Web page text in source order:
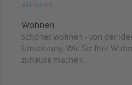
KATEGORIE
Wohnen
Schöner wohnen - von der
Umsetzung. Wie Sie Ihre
zuhause machen.